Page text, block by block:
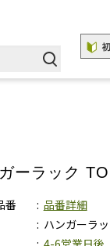
ーラック
番
品番詳細
ハンガーラ